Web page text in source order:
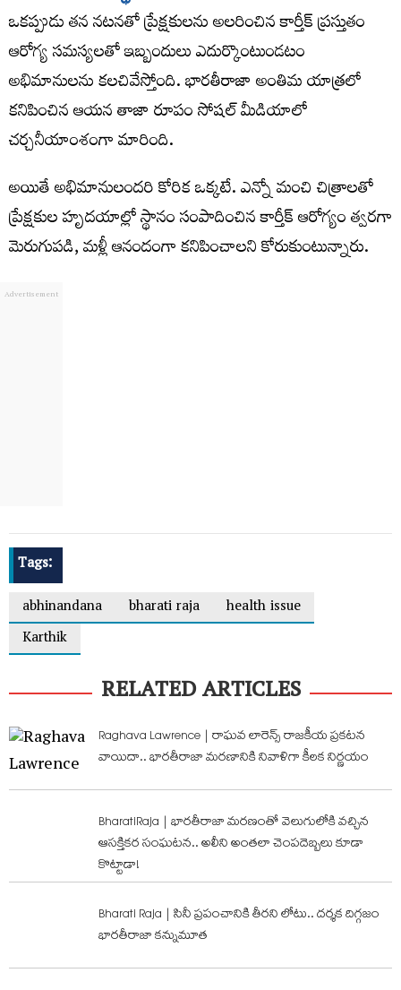
ఒకప్పుడు తన నటనతో ప్రేక్షకులను అలరించిన కార్తీక్ ప్రస్తుతం
ఆరోగ్య సమస్యలతో ఇబ్బందులు ఎదుర్కొంటుండటం
అభిమానులను కలచివేస్తోంది. భారతీరాజా అంతిమ యాత్రలో
కనిపించిన ఆయన తాజా రూపం సోషల్ మీడియాలో
చర్చనీయాంశంగా మారింది.
అయితే అభిమానులందరి కోరిక ఒక్కటే. ఎన్నో మంచి చిత్రాలతో
ప్రేక్షకుల హృదయాల్లో స్థానం సంపాదించిన కార్తీక్ ఆరోగ్యం త్వరగా
మెరుగుపడి, మళ్లీ ఆనందంగా కనిపించాలని కోరుకుంటున్నారు.
Tags:
abhinandana
bharati raja
health issue
Karthik
RELATED ARTICLES
Raghava Lawrence | రాఘవ లారెన్స్ రాజకీయ ప్రకటన
వాయిదా.. భారతీరాజా మరణానికి నివాళిగా కీలక నిర్ణయం
BharatiRaja | భారతీరాజా మరణంతో వెలుగులోకి వచ్చిన
ఆసక్తికర సంఘటన.. అలీని అంతలా చెంపదెబ్బలు కూడా
కొట్టాడా!
Bharati Raja | సినీ ప్రపంచానికి తీరని లోటు.. దర్శక దిగ్గజం
భారతీరాజా కన్నుమూత